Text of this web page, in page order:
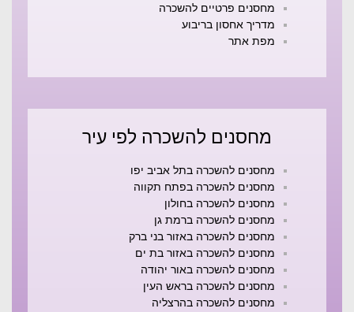
מחסנים פרטיים להשכרה
מדריך אחסון בריבוע
מפת אתר
מחסנים להשכרה לפי עיר
מחסנים להשכרה בתל אביב יפו
מחסנים להשכרה בפתח תקווה
מחסנים להשכרה בחולון
מחסנים להשכרה ברמת גן
מחסנים להשכרה באזור בני ברק
מחסנים להשכרה באזור בת ים
מחסנים להשכרה באור יהודה
מחסנים להשכרה בראש העין
מחסנים להשכרה בהרצליה